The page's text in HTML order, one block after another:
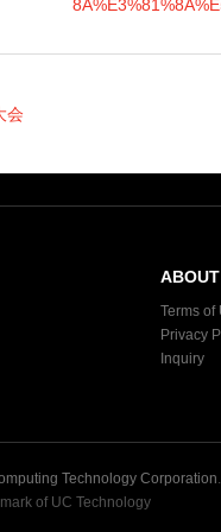
会
Terms of
Privacy
Inquiry
Technology Corporation
of UC Technology